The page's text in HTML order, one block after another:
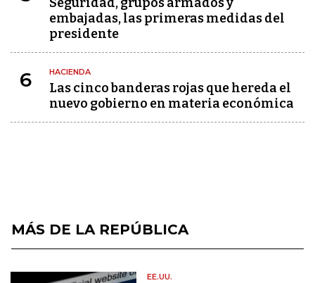
embajadas, las primeras medidas del
presidente
6 HACIENDA
Las cinco banderas rojas que hereda el
nuevo gobierno en materia económica
MÁS DE LA REPÚBLICA
EE.UU.